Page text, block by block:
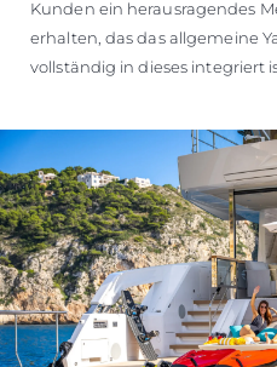
Kunden ein herausragendes
erhalten, das das allgemeine
vollständig in dieses integriert